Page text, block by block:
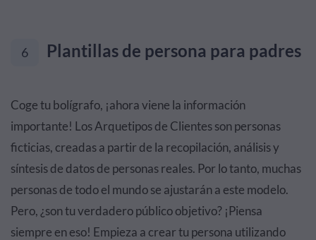
6 Plantillas de persona para padres
Coge tu bolígrafo, ¡ahora viene la información
importante! Los Arquetipos de Clientes son personas
ficticias, creadas a partir de la recopilación, análisis y
síntesis de datos de personas reales. Por lo tanto, muchas
personas de todo el mundo se ajustarán a este modelo.
Pero, ¿son tu verdadero público objetivo? ¡Piensa
siempre en eso! Empieza a crear tu persona utilizando